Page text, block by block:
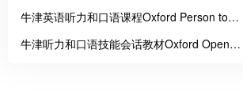
牛津英语听力和口语课程Oxford Person to
牛津听力和口语技能会话教材Oxford Open